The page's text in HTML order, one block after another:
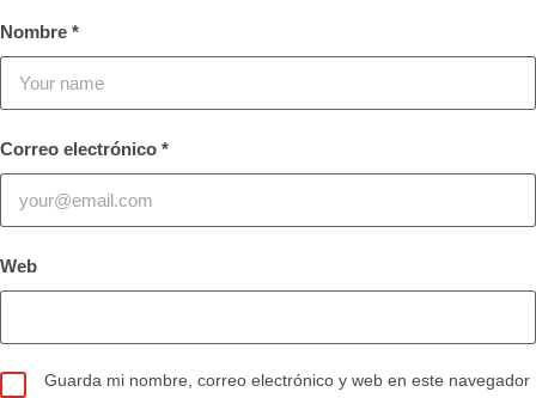
Nombre *
Correo electrónico *
Web
Guarda mi nombre, correo electrónico y web en este navegador